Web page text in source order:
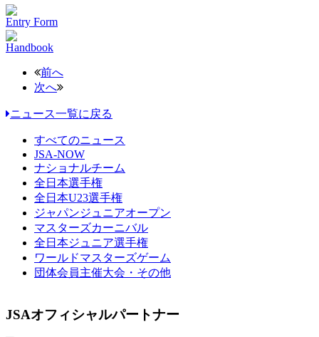
Entry Form
Handbook
前へ
次へ
ニュース一覧に戻る
すべてのニュース
JSA-NOW
ナショナルチーム
全日本選手権
全日本U23選手権
ジャパンジュニアオープン
マスターズカーニバル
全日本ジュニア選手権
ワールドマスターズゲーム
団体会員主催大会・その他
JSAオフィシャルパートナー